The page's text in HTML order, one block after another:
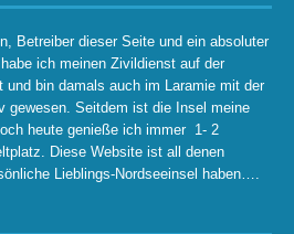
Betreiber dieser Seite und ein absoluter
ich meinen Zivildienst auf der
und bin damals auch im Laramie mit der
gewesen. Seitdem ist die Insel meine
heute genieße ich immer 1- 2
Diese Website ist all denen
Lieblings-Nordseeinsel haben….